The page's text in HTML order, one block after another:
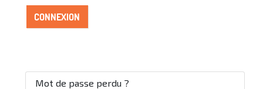
CONNEXION
Mot de passe perdu ?